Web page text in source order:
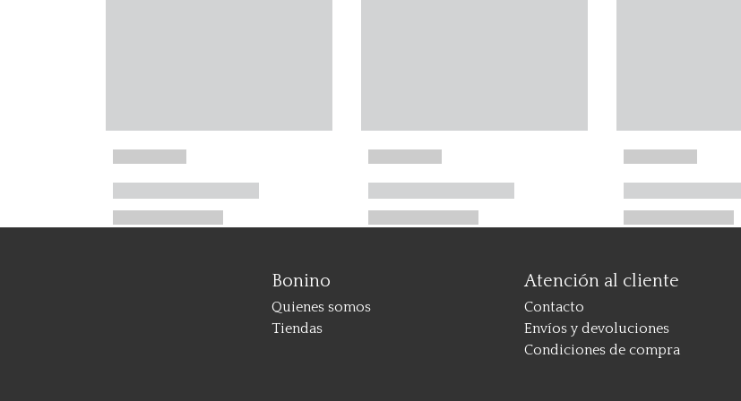
Bonino
Quienes somos
Tiendas
Atención al cliente
Contacto
Envíos y devoluciones
Condiciones de compra